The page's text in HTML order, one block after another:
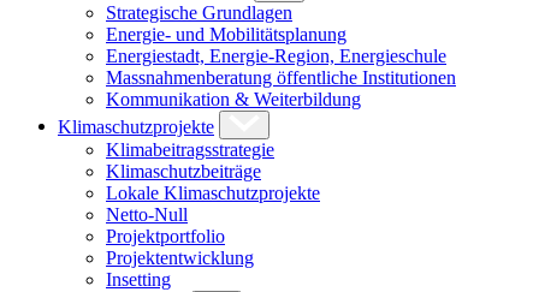
Strategische Grundlagen
Energie- und Mobilitätsplanung
Energiestadt, Energie-Region, Energieschule
Massnahmenberatung öffentliche Institutionen
Kommunikation & Weiterbildung
Klimaschutzprojekte
Klimabeitragsstrategie
Klimaschutzbeiträge
Lokale Klimaschutzprojekte
Netto-Null
Projektportfolio
Projektentwicklung
Insetting